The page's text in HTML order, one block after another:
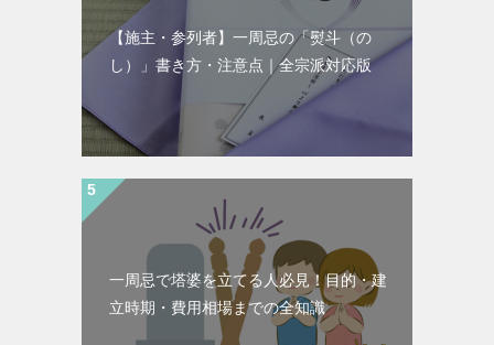
【施主・参列者】一周忌の「熨斗（の
し）」書き方・注意点｜全宗派対応版
一周忌で塔婆を立てる人必見！目的・建
立時期・費用相場までの全知識